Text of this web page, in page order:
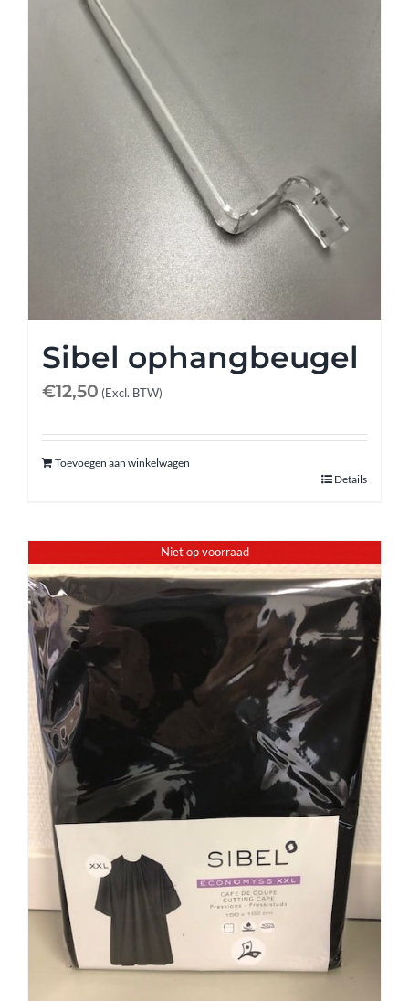
Sibel ophangbeugel
€12,50 (Excl. BTW)
Toevoegen aan winkelwagen
Details
Niet op voorraad